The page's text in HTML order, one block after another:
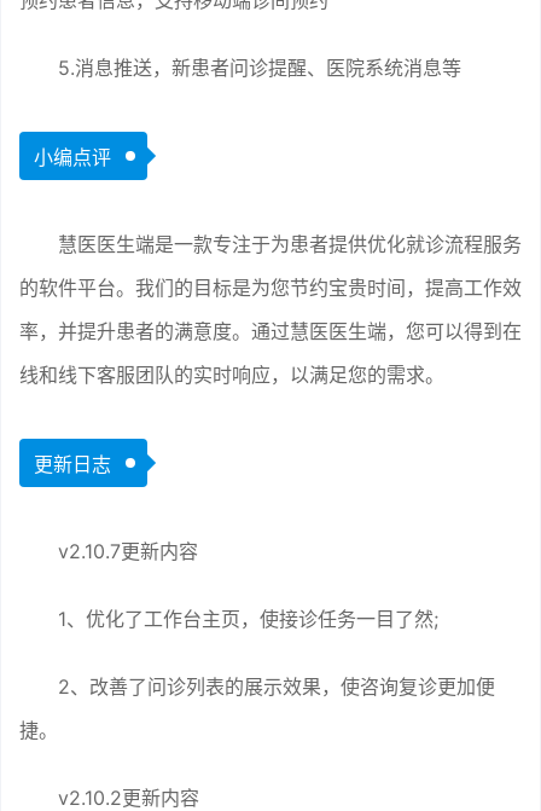
5.消息推送，新患者问诊提醒、医院系统消息等
小编点评
慧医医生端是一款专注于为患者提供优化就诊流程服务
的软件平台。我们的目标是为您节约宝贵时间，提高工作效
率，并提升患者的满意度。通过慧医医生端，您可以得到在
线和线下客服团队的实时响应，以满足您的需求。
更新日志
v2.10.7更新内容
1、优化了工作台主页，使接诊任务一目了然;
2、改善了问诊列表的展示效果，使咨询复诊更加便
捷。
v2.10.2更新内容